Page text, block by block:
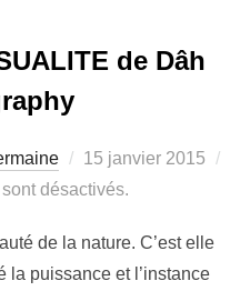
de Dâh
15 janvier 2015
sont désactivés.
de la nature. C’est elle
la puissance et l’instance